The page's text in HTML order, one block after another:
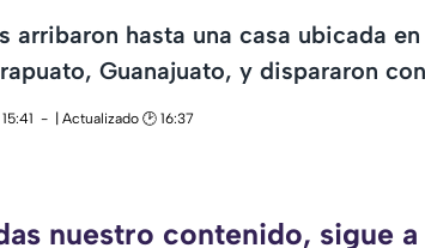
arribaron hasta una casa ubicada
Guanajuato, y dispararon
| Actualizado 🕑 16:37
nuestro contenido, sigue